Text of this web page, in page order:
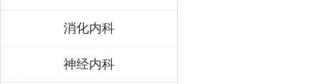
消化内科
神经内科